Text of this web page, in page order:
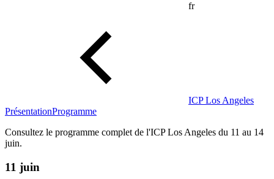
fr
ICP Los Angeles
PrésentationProgramme
Consultez le programme complet de l'ICP Los Angeles du 11 au 14
juin.
11 juin